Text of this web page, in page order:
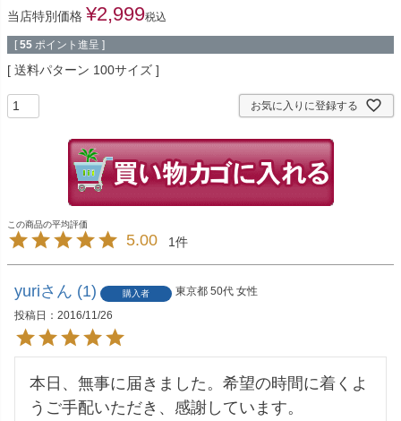
当店特別価格 ¥2,999税込
[ 55 ポイント進呈 ]
送料パターン 100サイズ
お気に入りに登録する
5.00 1
yuri 1 購入者 東京都 50代 女性
投稿日
2016/11/26
本日、無事に届きました。希望の時間に着くよ
うご手配いただき、感謝しています。